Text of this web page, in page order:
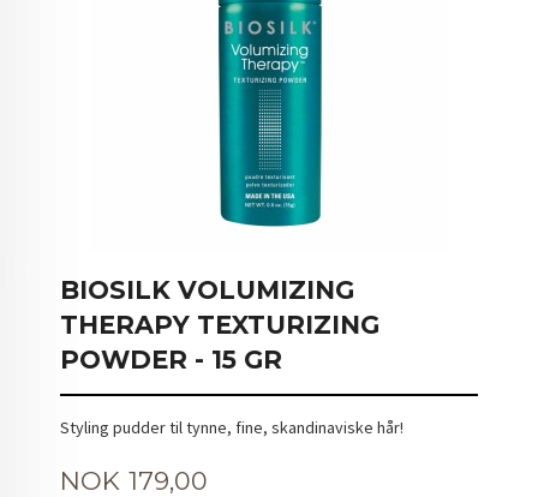
BIOSILK VOLUMIZING
THERAPY TEXTURIZING
POWDER - 15 GR
Styling pudder til tynne, fine, skandinaviske hår!
Tilbud
NOK 179,00